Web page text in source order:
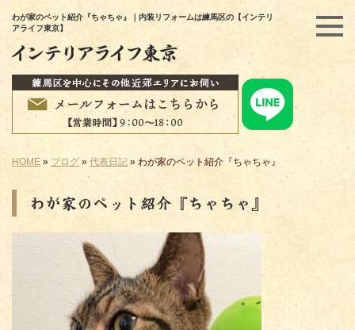
わが家のペット紹介『ちゃちゃ』｜内装リフォームは練馬区の【インテリ
アライフ東京】
HOME » ブログ » 代表日記 » わが家のペット紹介『ちゃちゃ』
わが家のペット紹介『ちゃちゃ』